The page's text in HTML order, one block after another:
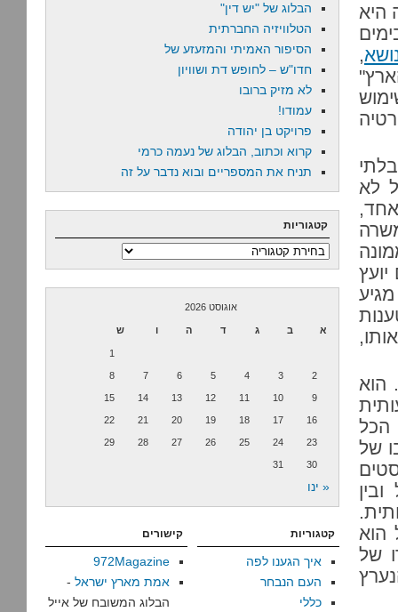
היא
,
לא
הוא
של
הוא
של
הבלוג של "יש דין"
הטלוויזיה החברתית
הסיפור האמיתי והמזעזע של
חדו"ש – לחופש דת ושוויון
לא מזיק ברובו
עמודו!
פרויקט בן יהודה
קרוא וכתוב, הבלוג של נעמה כרמי
תניח את המספריים ובוא נדבר על זה
קטגוריות
קטגוריות
אוגוסט 2026
א ב ג ד ה ו ש
1
2
3
4
5
6
7
8
9
10
11
12
13
14
15
16
17
18
19
20
21
22
23
24
25
26
27
28
29
30
31
« ינו
קטגוריות
איך הגענו לפה
העם הנבחר
כללי
קישורים
972Magazine
אמת מארץ ישראל -
הבלוג המשובח של אייל